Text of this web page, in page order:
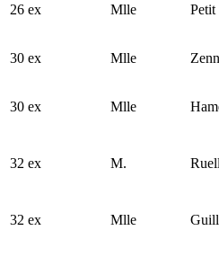
26 ex Mlle Petit
30 ex Mlle
30 ex Mlle
32 ex M.
32 ex Mlle